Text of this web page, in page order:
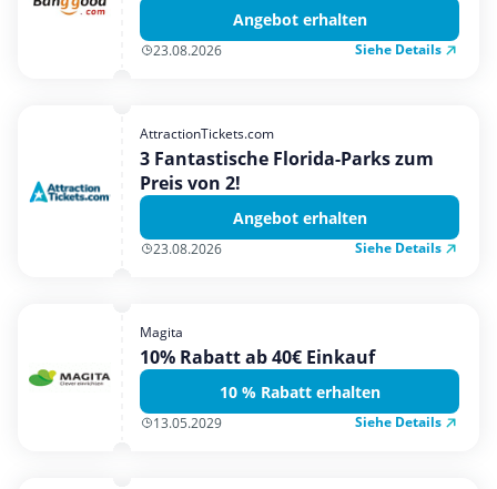
Angebot erhalten
23.08.2026 Siehe Details
AttractionTickets.com
3 Fantastische Florida-Parks zum
Preis von 2!
Angebot erhalten
23.08.2026 Siehe Details
Magita
10% Rabatt ab 40€ Einkauf
10 % Rabatt erhalten
13.05.2029 Siehe Details